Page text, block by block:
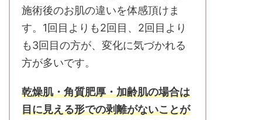
施術後のお肌の違いを体感頂けま
す。1回目よりも2回目、2回目より
も3回目の方が、変化に気づかれる
方が多いです。
乾燥肌・角質肥厚・加齢肌の場合は
目に見える形での剥離がないことが